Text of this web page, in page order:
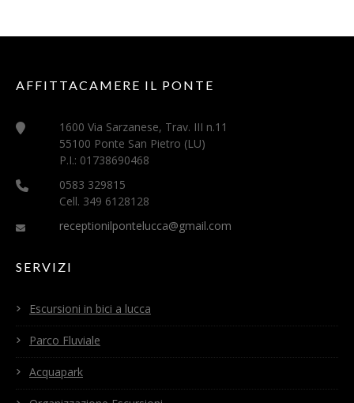
AFFITTACAMERE IL PONTE
1600 Via Sarzanese, Trav. III n.11
55100 Ponte San Pietro (LU)
P.I.: 01738690468
0583 329815
Cell. 349 6128128
receptionilpontelucca@gmail.com
SERVIZI
Escursioni in bici a lucca
Parco Fluviale
Acquapark